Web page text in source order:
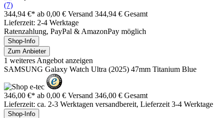
(7)
344,94 €* ab 0,00 € Versand 344,94 € Gesamt
Lieferzeit: 2-4 Werktage
Ratenzahlung, PayPal & AmazonPay möglich
Shop-Info
Zum Anbieter
1 weiteres Angebot anzeigen
SAMSUNG Galaxy Watch Ultra (2025) 47mm Titanium Blue
346,00 €* ab 0,00 € Versand 346,00 € Gesamt
Lieferzeit: ca. 2-3 Werktagen versandbereit, Lieferzeit 3-4 Werktage
Shop-Info